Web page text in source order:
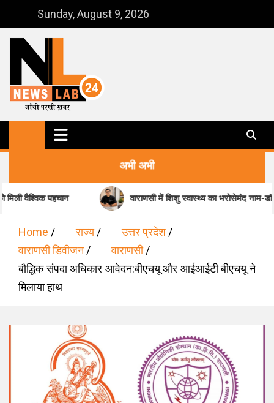
content
Sunday, August 9, 2026
NewsLab24
जाँची परखी ख़बर
अभी अभी
वाराणसी में शिशु स्वास्थ्य का भरोसेमंद नाम-डॉ. मधुकर पांडेय
Home राज्य
उत्तर प्रदेश
वाराणसी डिवीजन
वाराणसी
बौद्धिक संपदा अधिकार आवेदन:बीएचयू और आईआईटी बीएचयू ने
मिलाया हाथ